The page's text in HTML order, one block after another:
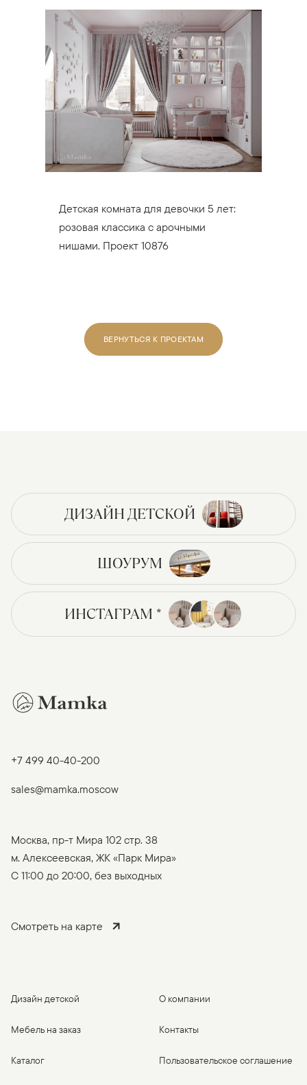
Детская комната для девочки 5 лет:
розовая классика с арочными
нишами. Проект 10876
ВЕРНУТЬСЯ К ПРОЕКТАМ
ДИЗАЙН ДЕТСКОЙ
ШОУРУМ
ИНСТАГРАМ *
+7 499 40-40-200
sales@mamka.moscow
Москва, пр-т Мира 102 стр. 38
м. Алексеевская, ЖК «Парк Мира»
C 11:00 до 20:00, без выходных
Смотреть на карте
Дизайн детской
Мебель на заказ
Каталог
О компании
Контакты
Пользовательское соглашение